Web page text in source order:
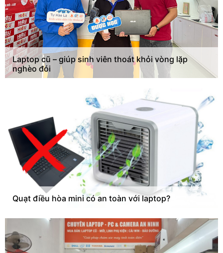
Laptop cũ – giúp sinh viên thoát khỏi vòng lặp
nghèo đói
Quạt điều hòa mini có an toàn với laptop?